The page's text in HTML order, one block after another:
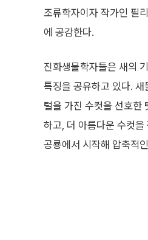
조류학자이자 작가인 필
에 공감한다.
진화생물학자들은 새의
특징을 공유하고 있다.
털을 가진 수컷을 선호한
하고, 더 아름다운 수컷
공룡에서 시작해 압축적